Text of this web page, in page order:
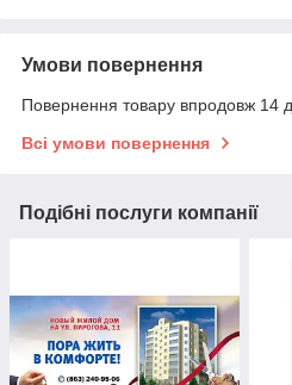
Умови повернення
Повернення товару впродовж 14
Всі умови повернення
Подібні послуги компанії